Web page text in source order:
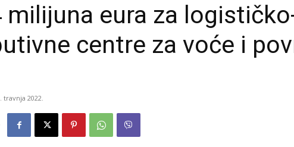
milijuna eura za
centre za voće i
travnja 2022.